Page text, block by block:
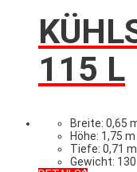
115 L
Breite: 0,65
Höhe: 1,75 m
Tiefe: 0,71 m
Gewicht: